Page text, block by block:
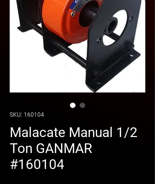
SKU: 160104
Malacate Manual 1/2
Ton GANMAR
#160104